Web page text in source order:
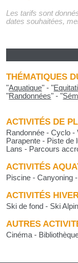
Les tarifs sont
dates souhaitées,
THÉMATIQUES
"Aquatique" -"
"Randonnées" -"
ACTIVITÉS DE
Randonnée - Cyclo
Parapente - Piste de
Lans - Parcours
ACTIVITÉS
Piscine - Canyoning
ACTIVITÉS
Ski de fond - Ski
AUTRES
Cinéma -